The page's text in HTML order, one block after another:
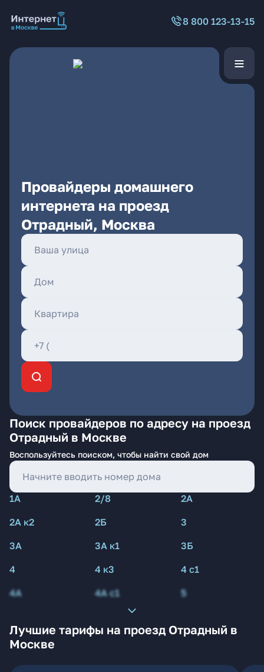
8 800 123-13-15
Провайдеры домашнего
интернета на проезд
Отрадный, Москва
Поиск провайдеров по адресу на проезд
Отрадный в Москве
Воспользуйтесь поиском, чтобы найти свой дом
1А 2/8
2А
2А к2
2Б
3
3А
3А к1
3Б
4
4 к3
4 с1
4А
4А с1 5
Лучшие тарифы на проезд Отрадный в
Москве